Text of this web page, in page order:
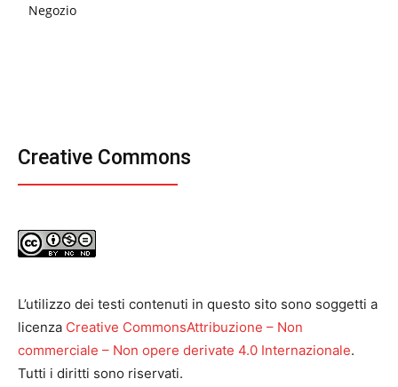
Negozio
Creative Commons
L’utilizzo dei testi contenuti in questo sito sono soggetti a
licenza Creative CommonsAttribuzione – Non
commerciale – Non opere derivate 4.0 Internazionale.
Tutti i diritti sono riservati.